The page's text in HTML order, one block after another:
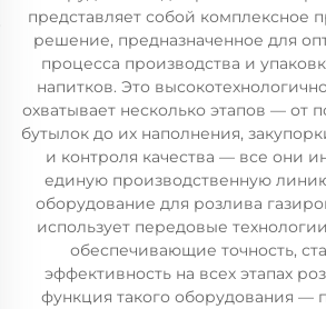
представляет собой комплексное
решение, предназначенное для
процесса производства и
напитков. Это
охватывает несколько этапов — от
бутылок до их наполнения,
и контроля качества — все они
единую производственную
оборудование для розлива
использует передовые
обеспечивающие точность,
эффективность на всех этапах
функция такого оборудования —